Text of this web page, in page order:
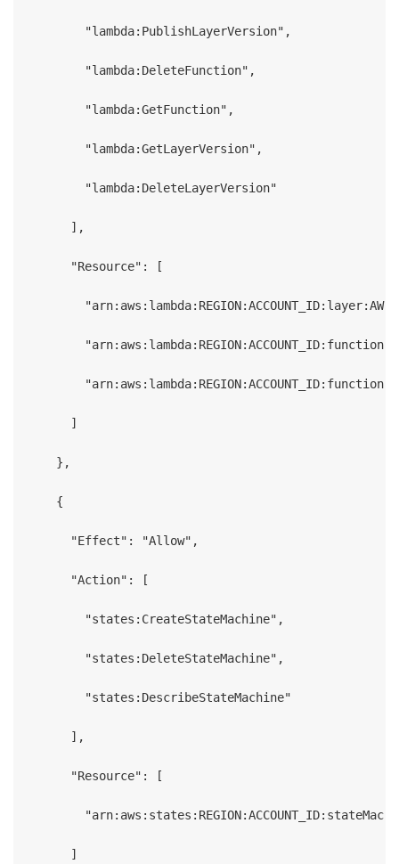
"lambda:PublishLayerVersion",
"lambda:DeleteFunction",
"lambda:GetFunction",
"lambda:GetLayerVersion",
"lambda:DeleteLayerVersion"
],
"Resource": [
]
},
{
"Effect": "Allow",
"Action": [
"states:CreateStateMachine",
"states:DeleteStateMachine",
"states:DescribeStateMachine"
],
"Resource": [
]